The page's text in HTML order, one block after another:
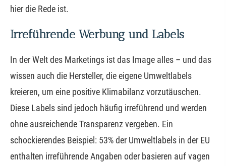
hier die Rede ist.
Irreführende Werbung und Labels
In der Welt des Marketings ist das Image alles – und das
wissen auch die Hersteller, die eigene Umweltlabels
kreieren, um eine positive Klimabilanz vorzutäuschen.
Diese Labels sind jedoch häufig irreführend und werden
ohne ausreichende Transparenz vergeben. Ein
schockierendes Beispiel: 53% der Umweltlabels in der EU
enthalten irreführende Angaben oder basieren auf vagen